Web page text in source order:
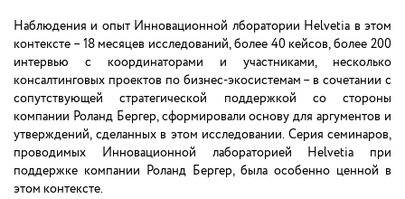
Наблюдения и опыт Инновационной лборатории Helvetia в этом
контексте – 18 месяцев исследований, более 40 кейсов, более 200
интервью с координаторами и участниками, несколько
консалтинговых проектов по бизнес-экосистемам – в сочетании с
сопутствующей стратегической поддержкой со стороны
компании Роланд Бергер, сформировали основу для аргументов и
утверждений, сделанных в этом исследовании. Серия семинаров,
проводимых Инновационной лабораторией Helvetia при
поддержке компании Роланд Бергер, была особенно ценной в
этом контексте.